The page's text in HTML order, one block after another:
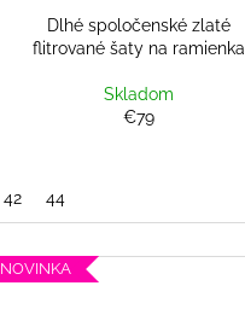
Dlhé spoločenské zlaté
flitrované šaty na ramienka
Skladom
€79
42 44
NOVINKA